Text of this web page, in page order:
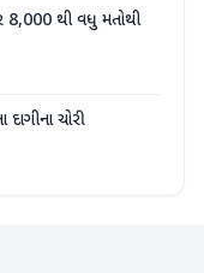
8,000 થી વધુ મતોથી
ચોરી